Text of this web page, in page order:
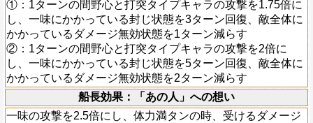
①：1ターンの間野心と打突タイプキャラの攻撃を1.75倍に
し、一味にかかっている封じ状態を3ターン回復、敵全体に
かかっているダメージ無効状態を1ターン減らす
②：1ターンの間野心と打突タイプキャラの攻撃を2倍に
し、一味にかかっている封じ状態を5ターン回復、敵全体に
かかっているダメージ無効状態を2ターン減らす
船長効果：「あの人」への想い
一味の攻撃を2.5倍にし、体力満タンの時、受けるダメージ